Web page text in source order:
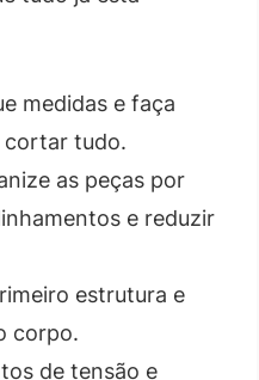
medidas e faça
cortar tudo.
as peças por
e reduzir
estrutura e
corpo.
de tensão e